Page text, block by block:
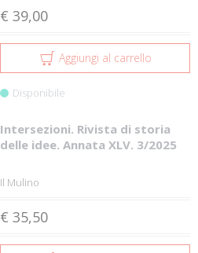
€ 39,00
Aggiungi al carrello
Disponibile
Intersezioni. Rivista di storia
delle idee. Annata XLV. 3/2025
Il Mulino
€ 35,50